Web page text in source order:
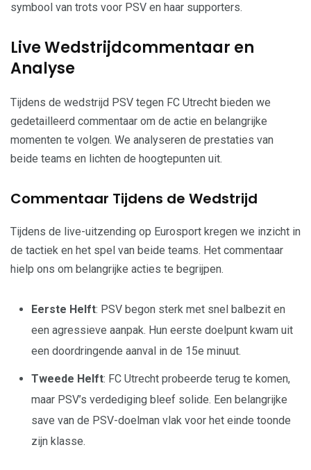
symbool van trots voor PSV en haar supporters.
Live Wedstrijdcommentaar en
Analyse
Tijdens de wedstrijd PSV tegen FC Utrecht bieden we
gedetailleerd commentaar om de actie en belangrijke
momenten te volgen. We analyseren de prestaties van
beide teams en lichten de hoogtepunten uit.
Commentaar Tijdens de Wedstrijd
Tijdens de live-uitzending op Eurosport kregen we inzicht in
de tactiek en het spel van beide teams. Het commentaar
hielp ons om belangrijke acties te begrijpen.
Eerste Helft: PSV begon sterk met snel balbezit en
een agressieve aanpak. Hun eerste doelpunt kwam uit
een doordringende aanval in de 15e minuut.
Tweede Helft: FC Utrecht probeerde terug te komen,
maar PSV’s verdediging bleef solide. Een belangrijke
save van de PSV-doelman vlak voor het einde toonde
zijn klasse.